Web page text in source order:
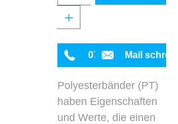
0711 342934-0
Mail
Polyesterbänder (PT)
haben Eigenschaften
und Werte, die einen